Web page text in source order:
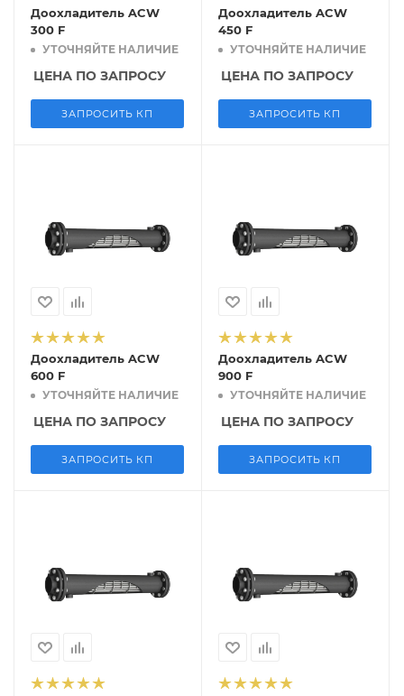
Доохладитель ACW
300 F
УТОЧНЯЙТЕ НАЛИЧИЕ
ЦЕНА ПО ЗАПРОСУ
ЗАПРОСИТЬ КП
Доохладитель ACW
450 F
УТОЧНЯЙТЕ НАЛИЧИЕ
ЦЕНА ПО ЗАПРОСУ
ЗАПРОСИТЬ КП
Доохладитель ACW
600 F
УТОЧНЯЙТЕ НАЛИЧИЕ
ЦЕНА ПО ЗАПРОСУ
ЗАПРОСИТЬ КП
Доохладитель ACW
900 F
УТОЧНЯЙТЕ НАЛИЧИЕ
ЦЕНА ПО ЗАПРОСУ
ЗАПРОСИТЬ КП